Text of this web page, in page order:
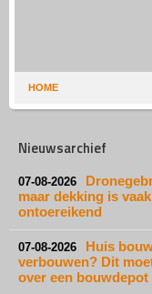
HOME
Nieuwsarchief
07-08-2026
maar dekking is vaak
ontoereikend
07-08-2026
Huis
verbouwen? Dit
over een bouwdepot